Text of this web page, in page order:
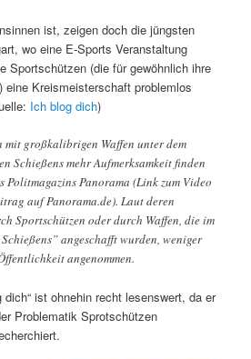
ist, zeigen doch die jüngsten
wo eine E-Sports Veranstaltung
Sportschützen (die für gewöhnlich ihre
eine Kreismeisterschaft problemlos
Ich blog dich)
mit großkalibrigen Waffen unter dem
Schießens mehr Aufmerksamkeit finden
Politmagazins Panorama (Link zum Video
auf Panorama.de). Laut deren
Sportschützen oder durch Waffen, die im
angeschafft wurden, weniger
angenommen.
dich“ ist ohnehin recht lesenswert, da er
Problematik Sprotschützen